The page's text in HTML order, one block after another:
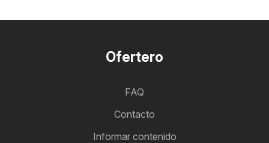
Ofertero
FAQ
Contacto
Informar contenido